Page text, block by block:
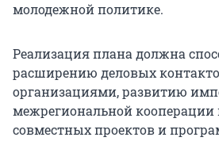
молодежной политике.
Реализация плана должна
расширению деловых
организациями, развитию
межрегиональной кооперации
совместных проектов и